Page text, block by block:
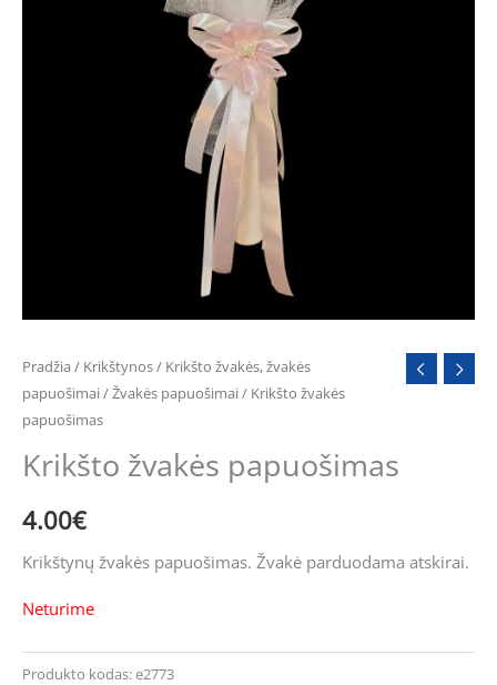
Pradžia / Krikštynos/ Krikšto žvakės, žvakės
papuošimai/Žvakės papuošimai/ Krikšto žvakės
papuošimas
Krikšto žvakės papuošimas
4.00€
Krikštynų žvakės papuošimas. Žvakė parduodama atskirai.
Neturime
Produkto kodas:e2773